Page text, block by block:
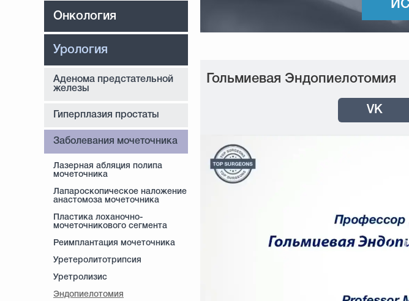
Онкология
Урология
Аденома предстательной
железы
Гиперплазия простаты
Заболевания мочеточника
Лазерная абляция полипа
мочеточника
Лапароскопическое наложение
анастомоза мочеточника
Пластика лоханочно-
мочеточникового сегмента
Реимплантация мочеточника
Уретеролитотрипсия
Уретролизис
Эндопиелотомия
Гольмиевая Эндопиелотомия
VK